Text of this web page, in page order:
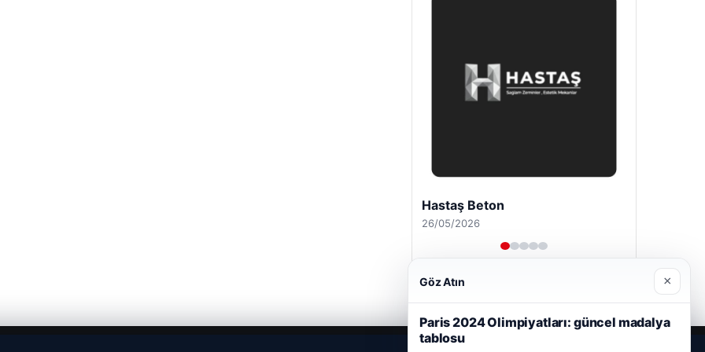
Hastaş Beton
26/05/2026
Göz Atın ×
Paris 2024 Olimpiyatları: güncel madalya
tablosu